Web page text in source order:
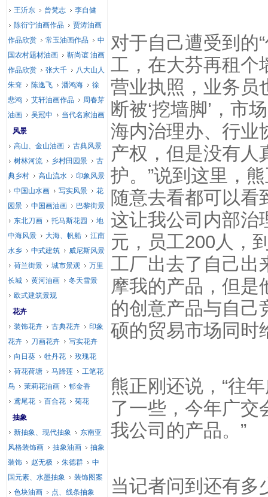
对于自己遭受到的
工，在大芬再租个
营业执照，业务员
断被‘挖墙脚’，市
海内治理办、行业
产权，但是没有人
护。”说到这里，
随意去看都可以看
这让我公司内部治
元，员工200人，
工厂出去了自己出
摩我的产品，但是
的创意产品与自己
硕的贸易市场同时
熊正刚还说，“往
了一些，今年广交
我公司的产品。”
当记者问到还有多
王沂东
曾梵志
李自健
陈衍宁油画作品
贾涛油画
作品欣赏
常玉油画作品
中
国农村题材油画
靳尚谊 油画
作品欣赏
张大千
八大山人
朱耷
陈逸飞 潘鸿海
徐
悲鸿
艾轩油画作品
周春芽
油画
吴冠中
当代名家油画
风景
高山、金山油画
古典风景
树林河流
乡村田园景
古
典乡村
高山流水
印象风景
中国山水画
写实风景
花
园景
中国画油画
巴黎街景
东北刀画
托马斯花园
地
中海风景
大海、帆船
江南
水乡
中式建筑
威尼斯风景
荷兰街景
城市景观
万里
长城
黄河油画
冬天雪景
欧式建筑景观
花卉
装饰花卉
古典花卉
印象
花卉
刀画花卉
写实花卉
向日葵
牡丹花
玫瑰花
荷花荷塘
马蹄莲
工笔花
鸟
茉莉花油画
郁金香
鸢尾花
百合花
菊花
抽象
新抽象、现代抽象
东南亚
风格装饰画
抽象油画
抽象
装饰
赵无极 朱德群
中
国元素、水墨抽象
装饰图案
色块油画
点、线条抽象